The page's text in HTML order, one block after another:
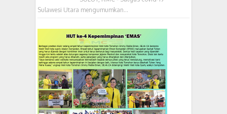
Sulawesi Utara mengumumkan...